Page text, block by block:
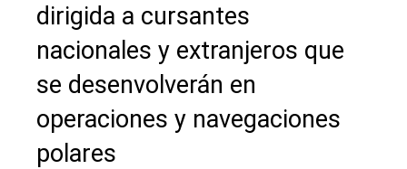
dirigida a cursantes
nacionales y extranjeros que
se desenvolverán en
operaciones y navegaciones
polares